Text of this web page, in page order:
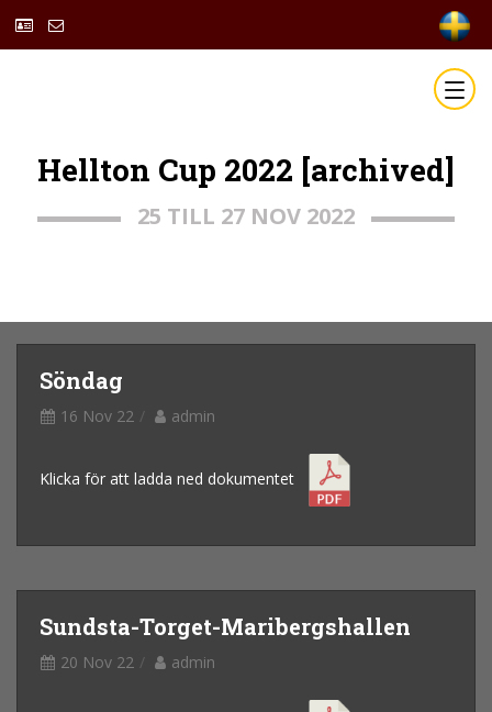
Hellton Cup 2022 [archived]
25 TILL 27 NOV 2022
Söndag
16 Nov 22 admin
Klicka för att ladda ned dokumentet
Sundsta-Torget-Maribergshallen
20 Nov 22 admin